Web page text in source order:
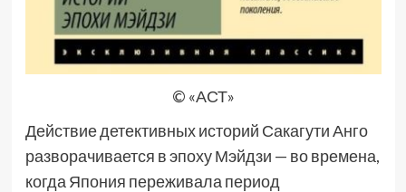
© «АСТ»
Действие детективных историй Сакагути Анго
разворачивается в эпоху Мэйдзи — во времена,
когда Япония переживала период